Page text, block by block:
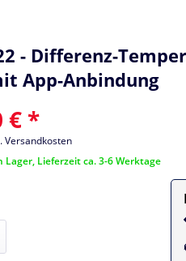
- Differenz-
App-Anbindung
€ *
Versandkosten
Lager, Lieferzeit ca. 3-6 Werktage